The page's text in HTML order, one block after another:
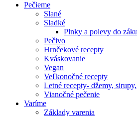
Pečieme
Slané
Sladké
Plnky a polevy do
Pečivo
Hrnčekové recepty
Kváskovanie
Vegan
Veľkonočné recepty
Letné recepty- džemy,
Vianočné pečenie
Varíme
Základy varenia